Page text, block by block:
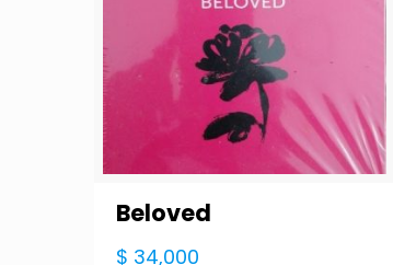
Beloved
$ 34,000